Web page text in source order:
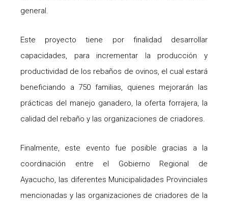
general.
Este proyecto tiene por finalidad desarrollar
capacidades, para incrementar la producción y
productividad de los rebaños de ovinos, el cual estará
beneficiando a 750 familias, quienes mejorarán las
prácticas del manejo ganadero, la oferta forrajera, la
calidad del rebaño y las organizaciones de criadores.
Finalmente, este evento fue posible gracias a la
coordinación entre el Gobierno Regional de
Ayacucho, las diferentes Municipalidades Provinciales
mencionadas y las organizaciones de criadores de la